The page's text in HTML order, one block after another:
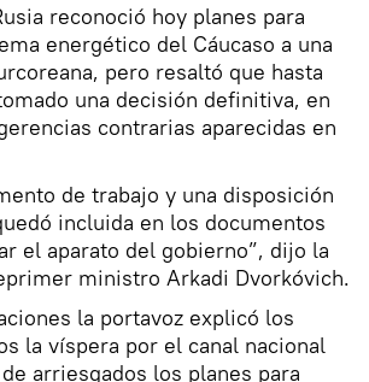
reconoció hoy planes para
energético del Cáucaso a una
pero resaltó que hasta
una decisión definitiva, en
contrarias aparecidas en
de trabajo y una disposición
incluida en los documentos
el aparato del gobierno”, dijo la
ministro Arkadi Dvorkóvich.
la portavoz explicó los
la víspera por el canal nacional
arriesgados los planes para